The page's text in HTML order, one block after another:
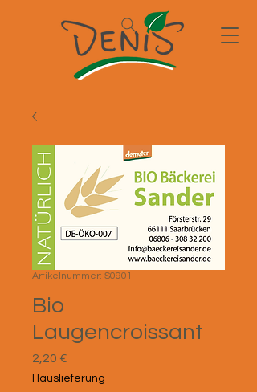
Artikelnummer: S0901
Bio
Laugencroissant
2,20 €
Hauslieferung